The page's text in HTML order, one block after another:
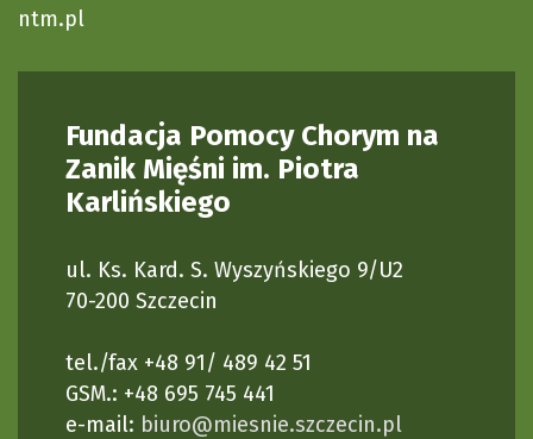
ntm.pl
Fundacja Pomocy Chorym na
Zanik Mięśni im. Piotra
Karlińskiego
ul. Ks. Kard. S. Wyszyńskiego 9/U2
70-200 Szczecin
tel./fax +48 91/ 489 42 51
GSM.: +48 695 745 441
e-mail: biuro@miesnie.szczecin.pl